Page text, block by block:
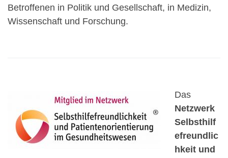
Betroffenen in Politik und Gesellschaft, in Medizin,
Wissenschaft und Forschung.
Das
Netzwerk
Selbsthilf
efreundlic
hkeit und